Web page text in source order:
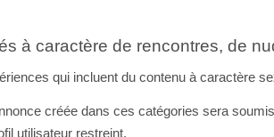
à caractère de rencontres, de
qui incluent du contenu à caractère
créée dans ces catégories sera
utilisateur restreint.